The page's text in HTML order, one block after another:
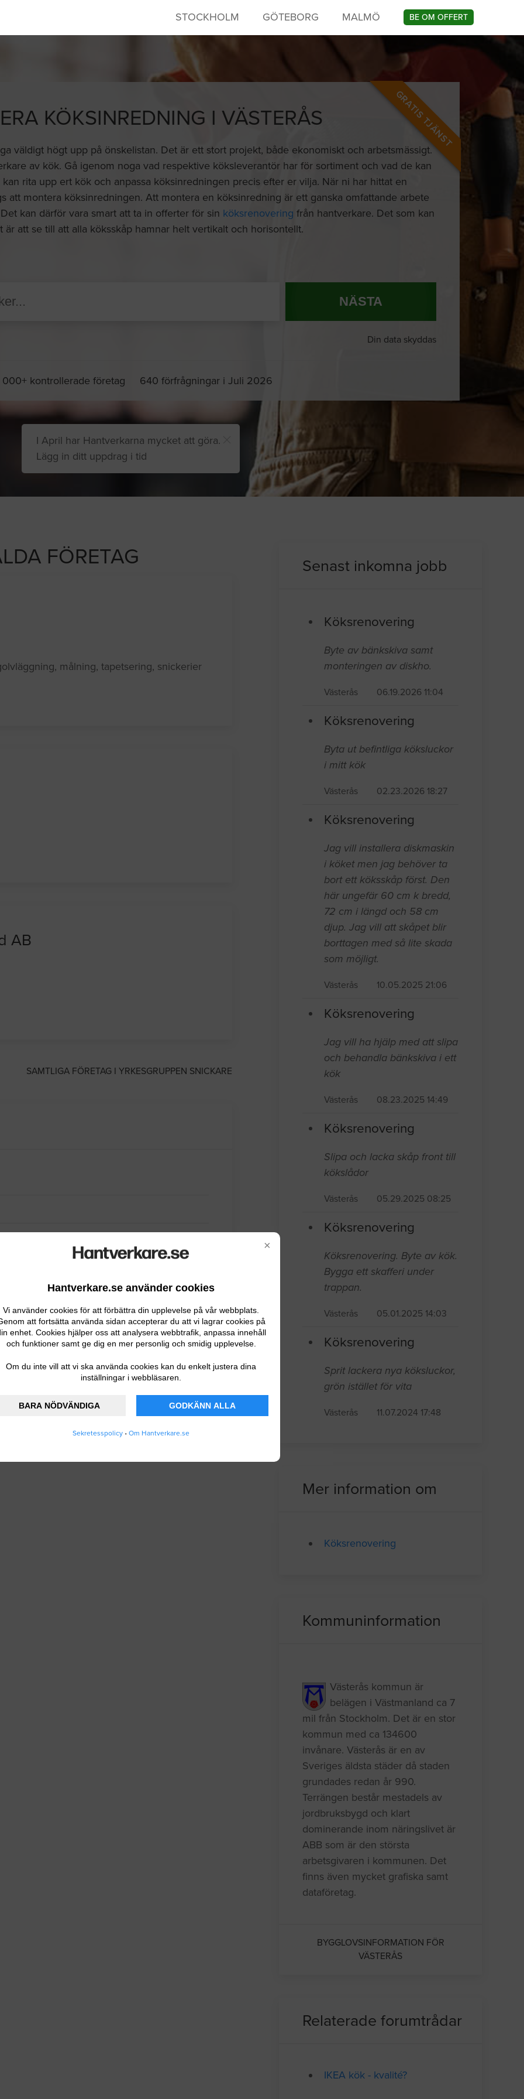
×
Hantverkare.se använder cookies
Vi använder cookies för att förbättra din upplevelse på vår webbplats.
att fortsätta använda sidan accepterar du att vi lagrar cookies på
enhet. Cookies hjälper oss att analysera webbtrafik, anpassa innehåll
och funktioner samt ge dig en mer personlig och smidig upplevelse.
Om du inte vill att vi ska använda cookies kan du enkelt justera dina
inställningar i webbläsaren.
BARA NÖDVÄNDIGA GODKÄNN ALLA
Sekretesspolicy • Om Hantverkare.se
STOCKHOLM GÖTEBORG MALMÖ BE OM OFFERT
GRATIS TJÄNST
KÖKSINREDNING I VÄSTERÅS
väldigt högt upp på önskelistan. Det är ett stort projekt, både ekonomiskt och arbetsmässigt.
av kök. Gå igenom noga vad respektive köksleverantör har för sortiment och vad de kan
rita upp ert kök och anpassa köksinredningen precis efter er vilja. När ni har hittat en
att montera köksinredningen. Att montera en köksinredning är ett ganska omfattande arbete
kan därför vara smart att ta in offerter för sin köksrenovering från hantverkare. Det som kan
är att se till att alla köksskåp hamnar helt vertikalt och horisontellt.
NÄSTA
Din data skyddas
000+ kontrollerade företag 640 förfrågningar i Juli 2026
I April har Hantverkarna mycket att göra.
Lägg in ditt uppdrag i tid
Du och
proffshjälp just nu
FÖRETAG
målning, tapetsering, snickerier
AB
SAMTLIGA FÖRETAG I YRKESGRUPPEN SNICKARE
Senast inkomna jobb
Köksrenovering
Byte av bänkskiva samt
monteringen av diskho.
Västerås 06.19.2026 11:04
Köksrenovering
Byta ut befintliga köksluckor
i mitt kök
Västerås 02.23.2026 18:27
Köksrenovering
Jag vill installera diskmaskin
i köket men jag behöver ta
bort ett köksskåp först. Den
här ungefär 60 cm k bredd,
72 cm i längd och 58 cm
djup. Jag vill att skåpet blir
borttagen med så lite skada
som möjligt.
Västerås 10.05.2025 21:06
Köksrenovering
Jag vill ha hjälp med att slipa
och behandla bänkskiva i ett
kök
Västerås 08.23.2025 14:49
Köksrenovering
Slipa och lacka skåp front till
kökslådor
Västerås 05.29.2025 08:25
Köksrenovering
Köksrenovering. Byte av kök.
Bygga ett skafferi under
trappan.
Västerås 05.01.2025 14:03
Köksrenovering
Sprit lackera nya köksluckor,
grön istället för vita
Västerås 11.07.2024 17:48
Mer information om
Köksrenovering
Kommuninformation
Västerås kommun är
belägen i Västmanland ca 7
mil från Stockholm. Det är en stor
kommun med ca 134600
invånare. Västerås är en av
Sveriges äldsta städer då staden
grundades redan år 990.
Terrängen består mestadels av
jordbruksbygd och klart
dominerande inom näringslivet är
ABB som är den största
arbetsgivaren i kommunen. Det
finns även mycket grafiska samt
dataföretag.
BYGGLOVSINFORMATION FÖR
VÄSTERÅS
Relaterade forumtrådar
IKEA kök - kvalité?